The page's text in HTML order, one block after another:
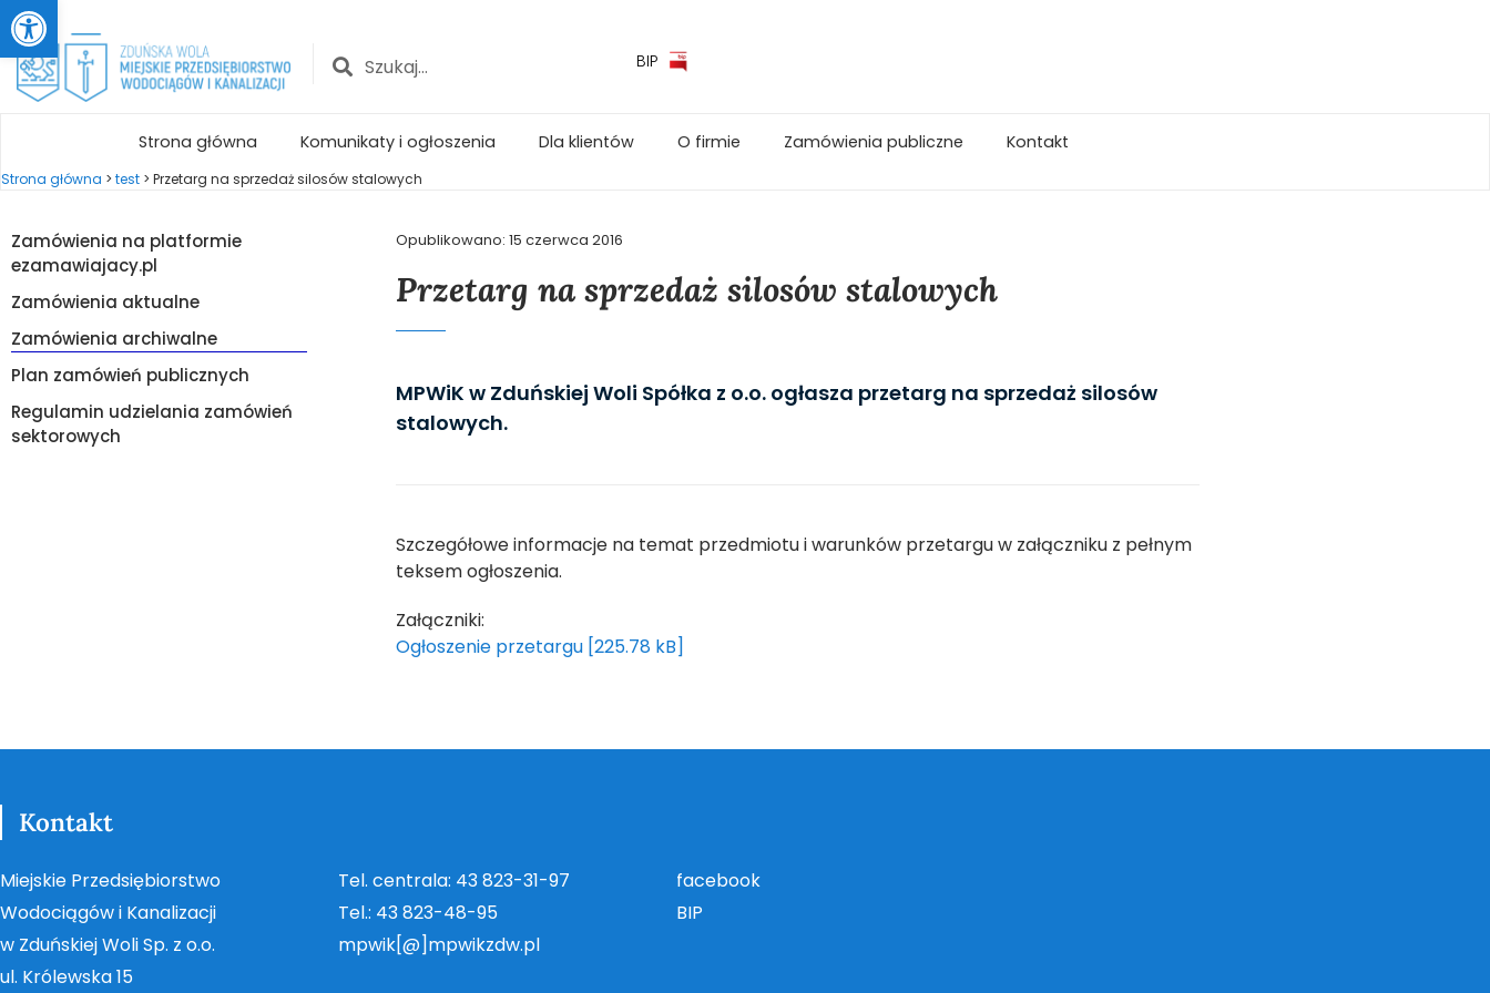
BIP
Strona główna Komunikaty i ogłoszenia Dla klientów O firmie Zamówienia publiczne Kontakt
Strona główna > test > Przetarg na sprzedaż silosów stalowych
Zamówienia na platformie
ezamawiajacy.pl
Zamówienia aktualne
Zamówienia archiwalne
Plan zamówień publicznych
Regulamin udzielania zamówień
sektorowych
Opublikowano:15 czerwca 2016
Przetarg na sprzedaż silosów stalowych
MPWiK w Zduńskiej Woli Spółka z o.o. ogłasza przetarg na sprzedaż silosów
stalowych.
Szczegółowe informacje na temat przedmiotu i warunków przetargu w załączniku z pełnym
teksem ogłoszenia.
Załączniki:
Ogłoszenie przetargu [225.78 kB]
Kontakt
Miejskie Przedsiębiorstwo
Wodociągów i Kanalizacji
w Zduńskiej Woli Sp. z o.o.
ul. Królewska 15
Tel. centrala: 43 823-31-97
Tel.: 43 823-48-95
mpwik[@]mpwikzdw.pl
facebook
BIP